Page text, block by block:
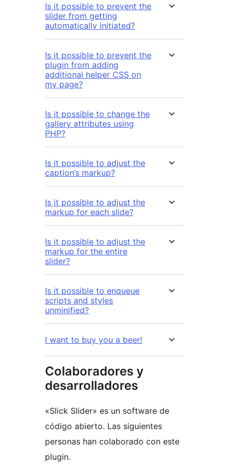
Is it possible to prevent the
slider from getting
automatically initiated?
Is it possible to prevent the
plugin from adding
additional helper CSS on
my page?
Is it possible to change the
gallery attributes using
PHP?
Is it possible to adjust the
caption’s markup?
Is it possible to adjust the
markup for each slide?
Is it possible to adjust the
markup for the entire
slider?
Is it possible to enqueue
scripts and styles
unminified?
I want to buy you a beer!
Colaboradores y
desarrolladores
«Slick Slider» es un software de
código abierto. Las siguientes
personas han colaborado con este
plugin.